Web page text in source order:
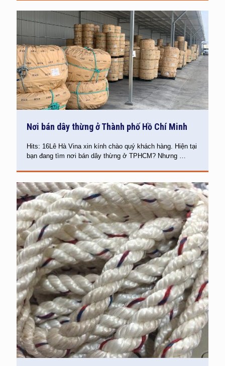
Nơi bán dây thừng ở Thành phố Hồ Chí Minh
Hits: 16Lê Hà Vina xin kính chào quý khách hàng. Hiện tại
bạn đang tìm nơi bán dây thừng ở TPHCM? Nhưng …